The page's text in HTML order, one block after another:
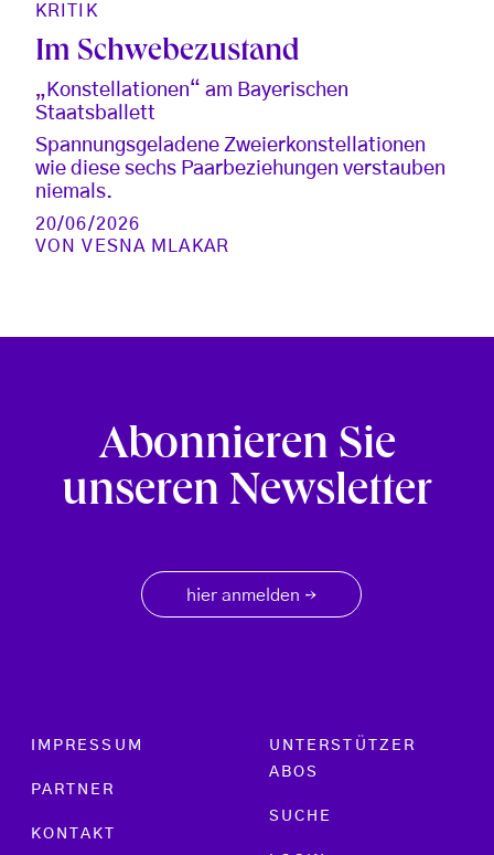
KRITIK
Im Schwebezustand
„Konstellationen“ am Bayerischen
Staatsballett
Spannungsgeladene Zweierkonstellationen
wie diese sechs Paarbeziehungen verstauben
niemals.
20/06/2026
VONVESNA MLAKAR
Abonnieren Sie
unseren Newsletter
hier anmelden →
Footer menu
IMPRESSUM
PARTNER
KONTAKT
UNTERSTÜTZER
ABOS
SUCHE